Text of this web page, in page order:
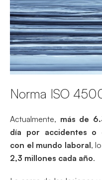
Norma ISO
Actualmente, más de
día por accidentes o
con el mundo laboral,
2,3 millones cada año.